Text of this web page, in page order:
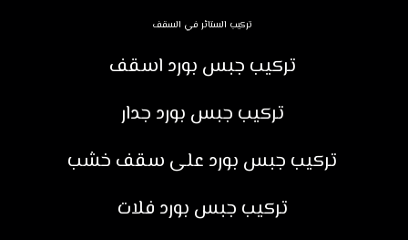
تركيب الستائر في السقف
تركيب جبس بورد اسقف
تركيب جبس بورد جدار
تركيب جبس بورد على سقف خشب
تركيب جبس بورد فلات